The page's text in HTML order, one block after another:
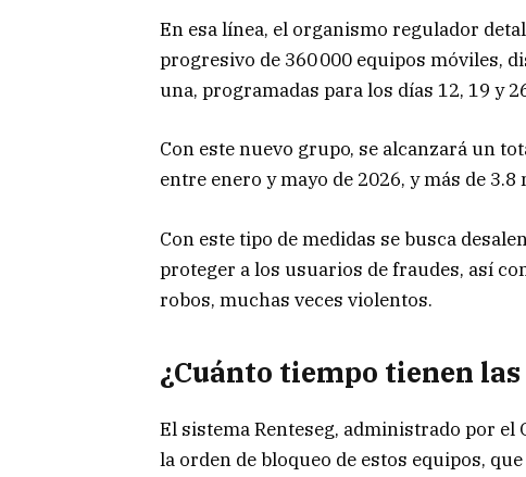
En esa línea, el organismo regulador
progresivo de 360 000 equipos móviles,
una, programadas para los días 12, 19 y
Con este nuevo grupo, se alcanzará un
entre enero y mayo de 2026, y más de
Con este tipo de medidas se busca
proteger a los usuarios de fraudes, así
robos, muchas veces violentos.
¿Cuánto tiempo tienen
El sistema Renteseg, administrado por el
la orden de bloqueo de estos equipos,